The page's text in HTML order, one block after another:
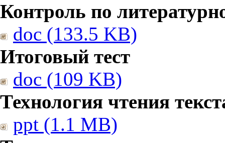
Контроль по
doc (133.5 KB)
Итоговый тест
doc (109 KB)
Технология чтения
ppt (1.1 MB)